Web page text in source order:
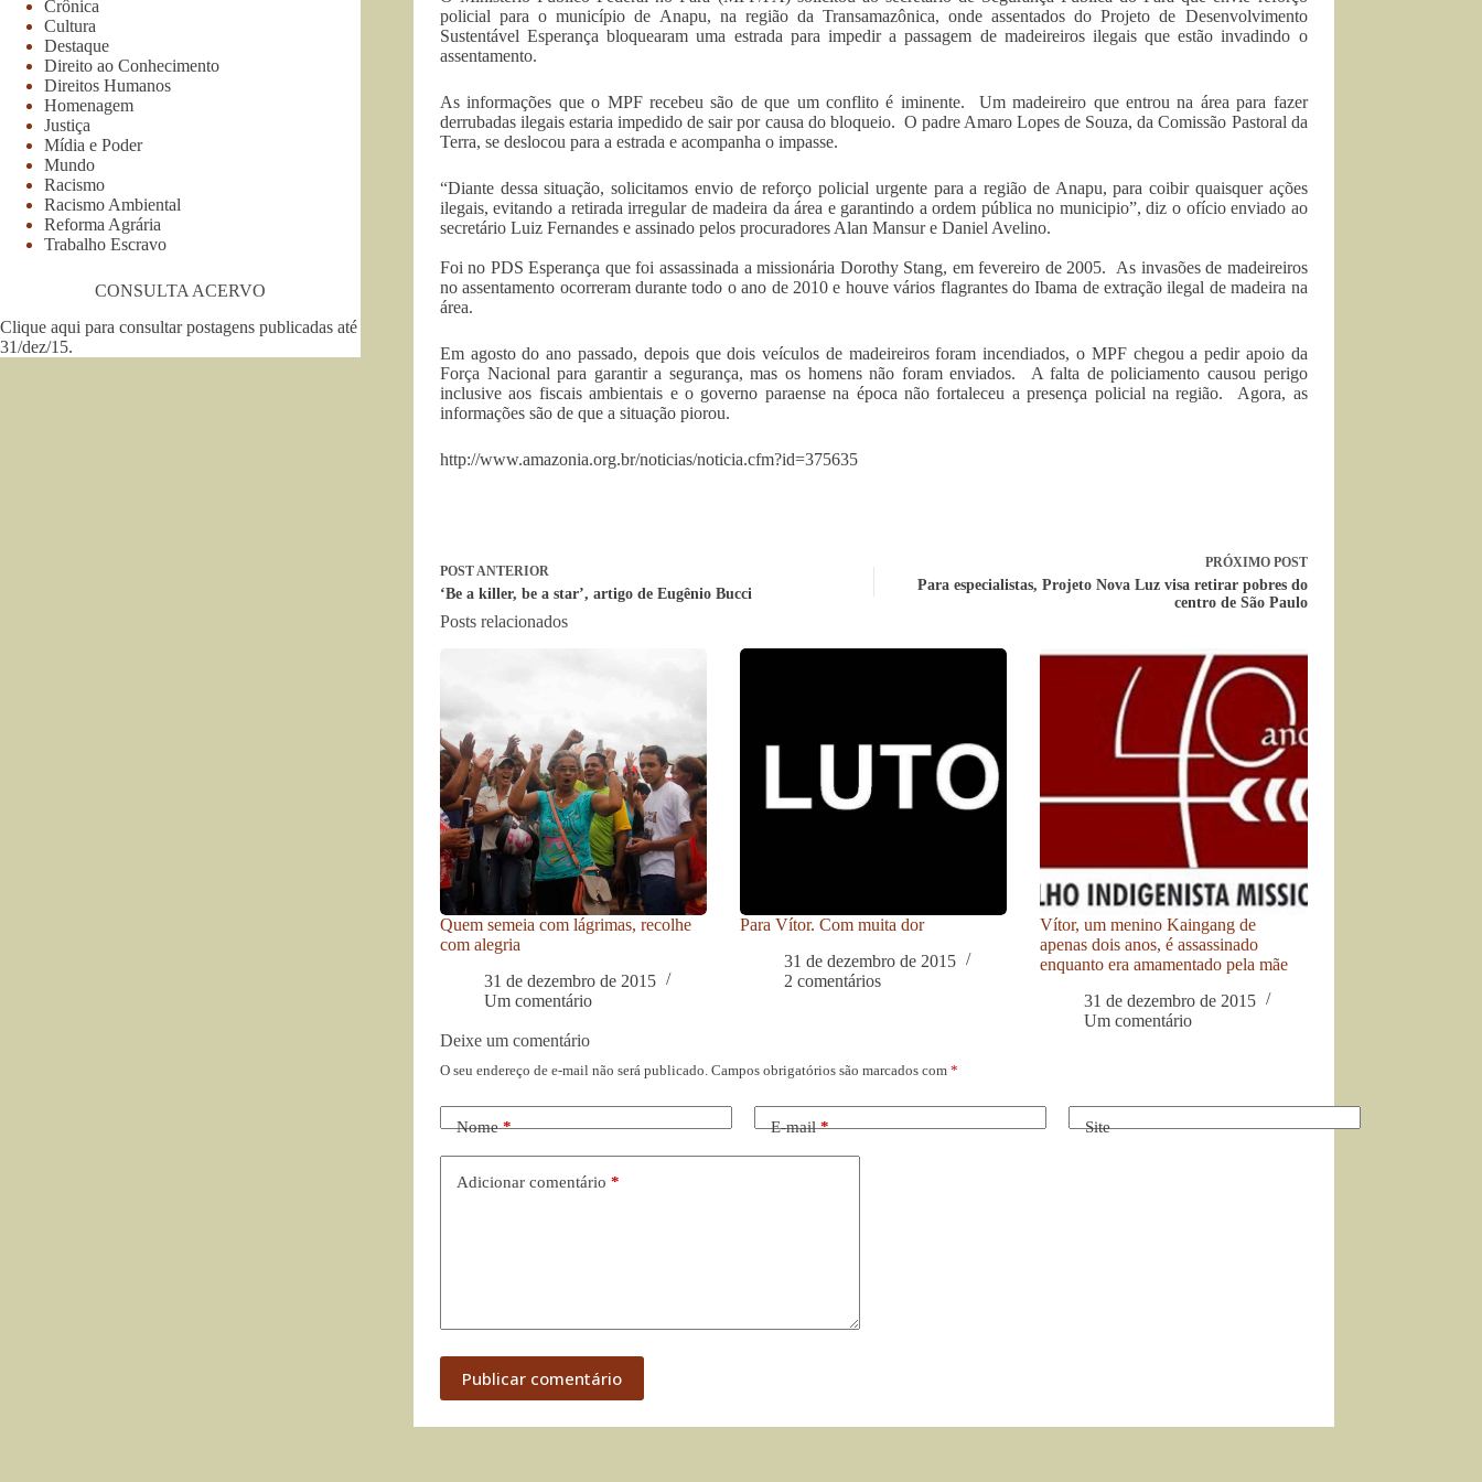
policial para o município de Anapu, na região da Transamazônica, onde assentados do Projeto de Desenvolvimento
Sustentável Esperança bloquearam uma estrada para impedir a passagem de madeireiros ilegais que estão invadindo o
assentamento.
As informações que o MPF recebeu são de que um conflito é iminente. Um madeireiro que entrou na área para fazer
derrubadas ilegais estaria impedido de sair por causa do bloqueio. O padre Amaro Lopes de Souza, da Comissão Pastoral da
Terra, se deslocou para a estrada e acompanha o impasse.
“Diante dessa situação, solicitamos envio de reforço policial urgente para a região de Anapu, para coibir quaisquer ações
ilegais, evitando a retirada irregular de madeira da área e garantindo a ordem pública no municipio”, diz o ofício enviado ao
secretário Luiz Fernandes e assinado pelos procuradores Alan Mansur e Daniel Avelino.
Foi no PDS Esperança que foi assassinada a missionária Dorothy Stang, em fevereiro de 2005. As invasões de madeireiros
no assentamento ocorreram durante todo o ano de 2010 e houve vários flagrantes do Ibama de extração ilegal de madeira na
área.
Em agosto do ano passado, depois que dois veículos de madeireiros foram incendiados, o MPF chegou a pedir apoio da
Força Nacional para garantir a segurança, mas os homens não foram enviados. A falta de policiamento causou perigo
inclusive aos fiscais ambientais e o governo paraense na época não fortaleceu a presença policial na região. Agora, as
informações são de que a situação piorou.
http://www.amazonia.org.br/noticias/noticia.cfm?id=375635
POSTANTERIOR
‘Be a killer, be a star’, artigo de Eugênio Bucci
PRÓXIMO POST
Para especialistas, Projeto Nova Luz visa retirar pobres do
centro de São Paulo
Posts relacionados
Quem semeia com lágrimas, recolhe
com alegria
31 de dezembro de 2015
Um comentário
Para Vítor. Com muita dor
31 de dezembro de 2015
2 comentários
Vítor, um menino Kaingang de
apenas dois anos, é assassinado
enquanto era amamentado pela mãe
31 de dezembro de 2015
Um comentário
Deixe um comentário
O seu endereço de e-mail não será publicado. Campos obrigatórios são marcados com *
Nome* E-mail* Site
Adicionar comentário *
Publicar comentário
Crônica
Cultura
Destaque
Direito ao Conhecimento
Direitos Humanos
Homenagem
Justiça
Mídia e Poder
Mundo
Racismo
Racismo Ambiental
Reforma Agrária
Trabalho Escravo
CONSULTA ACERVO
Clique aqui para consultar postagens publicadas até
31/dez/15.